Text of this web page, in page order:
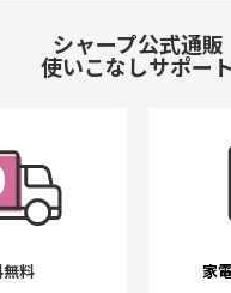
シャープ公式通販
使いこなしサポート
料
家